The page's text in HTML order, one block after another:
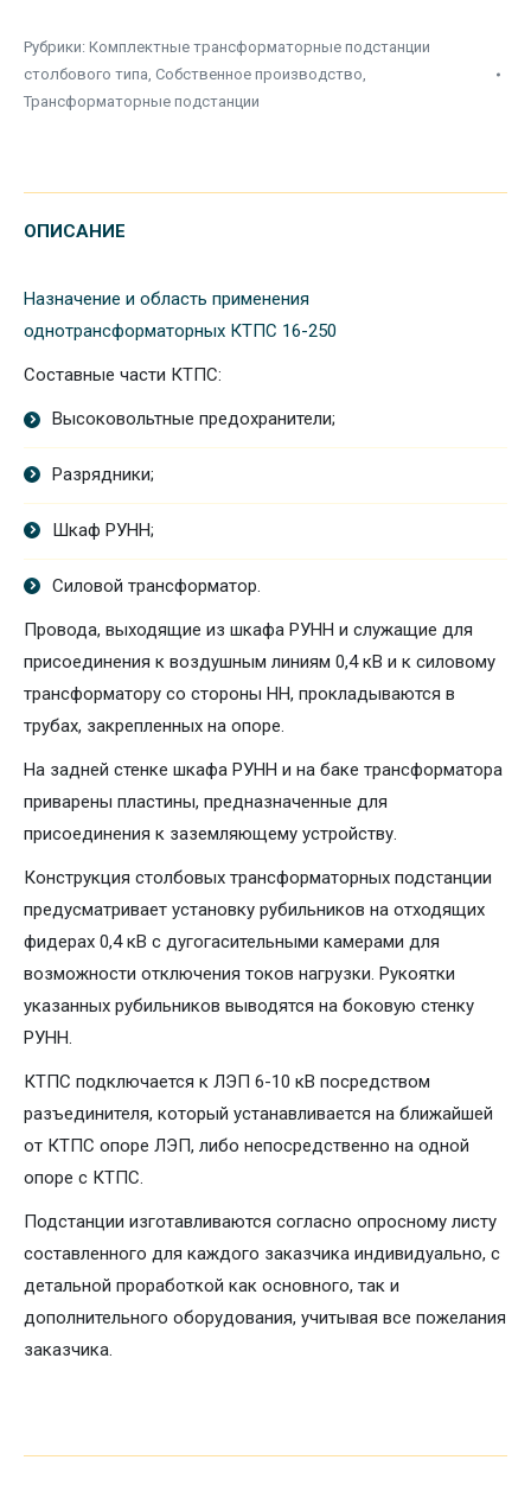
Рубрики: Комплектные трансформаторные подстанции
столбового типа, Собственное производство,
Трансформаторные подстанции
ОПИСАНИЕ
Назначение и область применения
однотрансформаторных КТПС 16-250
Составные части КТПС:
Высоковольтные предохранители;
Разрядники;
Шкаф РУНН;
Силовой трансформатор.
Провода, выходящие из шкафа РУНН и служащие для
присоединения к воздушным линиям 0,4 кВ и к силовому
трансформатору со стороны НН, прокладываются в
трубах, закрепленных на опоре.
На задней стенке шкафа РУНН и на баке трансформатора
приварены пластины, предназначенные для
присоединения к заземляющему устройству.
Конструкция столбовых трансформаторных подстанции
предусматривает установку рубильников на отходящих
фидерах 0,4 кВ с дугогасительными камерами для
возможности отключения токов нагрузки. Рукоятки
указанных рубильников выводятся на боковую стенку
РУНН.
КТПС подключается к ЛЭП 6-10 кВ посредством
разъединителя, который устанавливается на ближайшей
от КТПС опоре ЛЭП, либо непосредственно на одной
опоре с КТПС.
Подстанции изготавливаются согласно опросному листу
составленного для каждого заказчика индивидуально, с
детальной проработкой как основного, так и
дополнительного оборудования, учитывая все пожелания
заказчика.